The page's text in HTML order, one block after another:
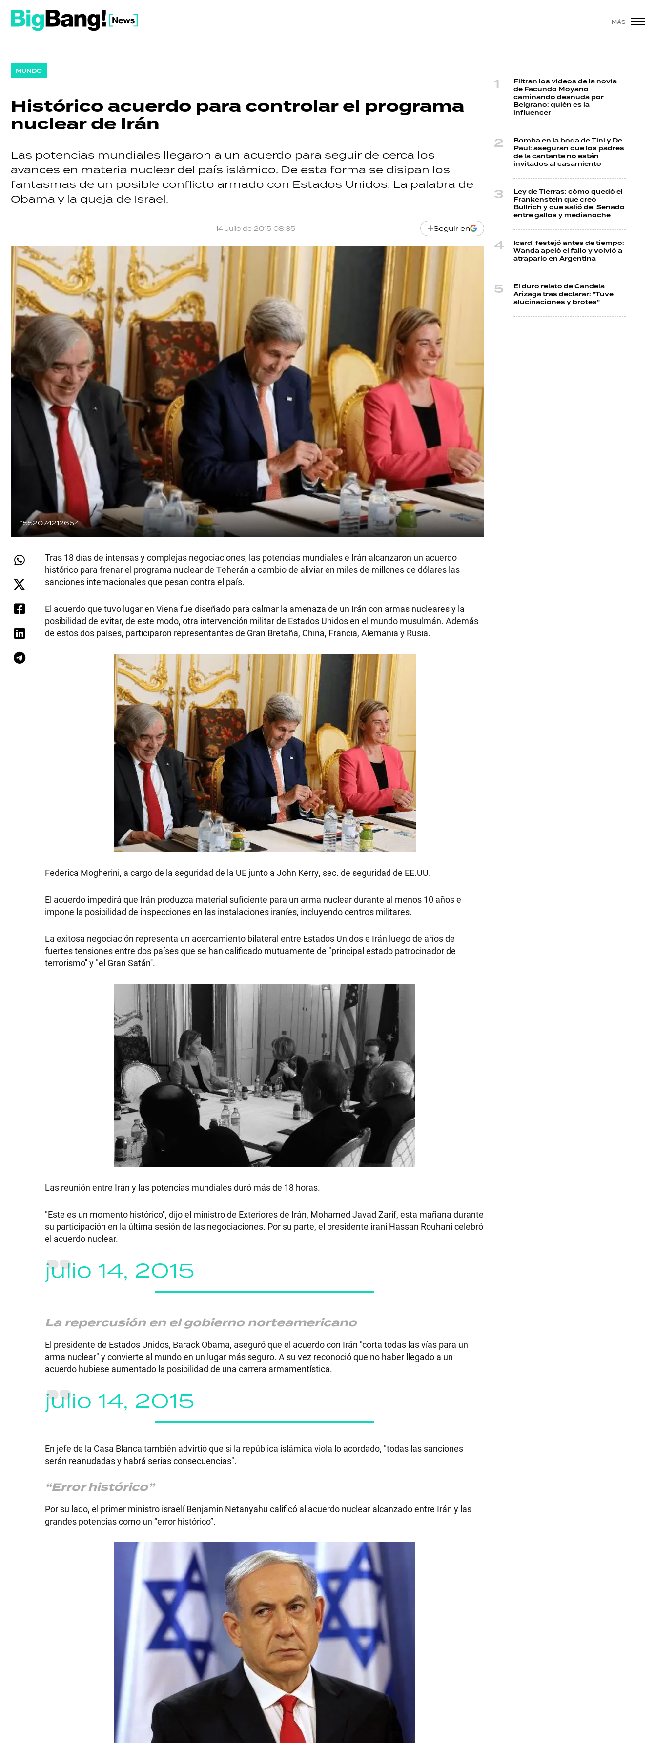
MÁS
MUNDO
Histórico acuerdo para controlar el programa
nuclear de Irán
Las potencias mundiales llegaron a un acuerdo para seguir de cerca los
avances en materia nuclear del país islámico. De esta forma se disipan los
fantasmas de un posible conflicto armado con Estados Unidos. La palabra de
Obama y la queja de Israel.
14 Julio de 2015 08:35 Seguir en
1552074212654
Tras 18 días de intensas y complejas negociaciones, las potencias mundiales e Irán alcanzaron un acuerdo
histórico para frenar el programa nuclear de Teherán a cambio de aliviar en miles de millones de dólares las
sanciones internacionales que pesan contra el país.
El acuerdo que tuvo lugar en Viena fue diseñado para calmar la amenaza de un Irán con armas nucleares y la
posibilidad de evitar, de este modo, otra intervención militar de Estados Unidos en el mundo musulmán. Además
de estos dos países, participaron representantes de Gran Bretaña, China, Francia, Alemania y Rusia.
Federica Mogherini, a cargo de la seguridad de la UE junto a John Kerry, sec. de seguridad de EE.UU.
El acuerdo impedirá que Irán produzca material suficiente para un arma nuclear durante al menos 10 años e
impone la posibilidad de inspecciones en las instalaciones iraníes, incluyendo centros militares.
La exitosa negociación representa un acercamiento bilateral entre Estados Unidos e Irán luego de años de
fuertes tensiones entre dos países que se han calificado mutuamente de "principal estado patrocinador de
terrorismo'' y "el Gran Satán''.
Las reunión entre Irán y las potencias mundiales duró más de 18 horas.
"Este es un momento histórico'', dijo el ministro de Exteriores de Irán, Mohamed Javad Zarif, esta mañana durante
su participación en la última sesión de las negociaciones. Por su parte, el presidente iraní Hassan Rouhani celebró
el acuerdo nuclear.
julio 14, 2015
La repercusión en el gobierno norteamericano
El presidente de Estados Unidos, Barack Obama, aseguró que el acuerdo con Irán "corta todas las vías para un
arma nuclear" y convierte al mundo en un lugar más seguro. A su vez reconoció que no haber llegado a un
acuerdo hubiese aumentado la posibilidad de una carrera armamentística.
julio 14, 2015
En jefe de la Casa Blanca también advirtió que si la república islámica viola lo acordado, "todas las sanciones
serán reanudadas y habrá serias consecuencias".
“Error histórico”
Por su lado, el primer ministro israelí Benjamin Netanyahu calificó al acuerdo nuclear alcanzado entre Irán y las
grandes potencias como un “error histórico”.
Filtran los videos de la novia
de Facundo Moyano
caminando desnuda por
Belgrano: quién es la
influencer
Bomba en la boda de Tini y De
Paul: aseguran que los padres
de la cantante no están
invitados al casamiento
Ley de Tierras: cómo quedó el
Frankenstein que creó
Bullrich y que salió del Senado
entre gallos y medianoche
Icardi festejó antes de tiempo:
Wanda apeló el fallo y volvió a
atraparlo en Argentina
El duro relato de Candela
Arizaga tras declarar: "Tuve
alucinaciones y brotes"
SHOW
POLÍTICA
ACTUALIDAD
POLICIALES
ECONOMÍA
HERMANO
SALUD
DEPORTES
TECNOLOGÍA
PALABRAS
Seguinos